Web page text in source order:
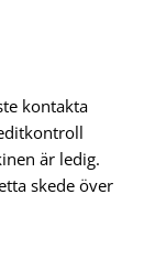
kontakta
är ledig.
skede över